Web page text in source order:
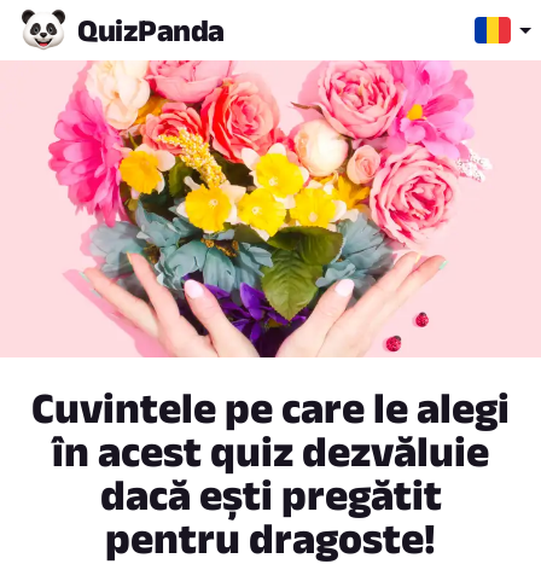
QuizPanda
Cuvintele pe care le alegi
în acest quiz dezvăluie
dacă ești pregătit
pentru dragoste!